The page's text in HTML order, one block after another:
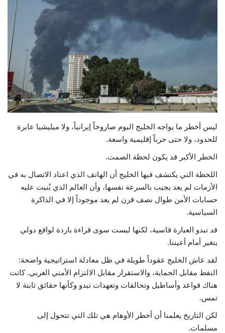
ليس أخطر ما يواجه الخليج اليوم صاروخاً إيرانياً، ولا ميليشيا عابرة
للحدود، ولا حتى حرباً إقليمية واسعة.
الخطر الأكبر قد يكون لحظة الصمت.
اللحظة التي يكتشف فيها الخليج أن الهاتف الذي اعتاد الاتصال به في
الأزمات لم يعد يجيب بالسرعة نفسها، وأن العالم الذي بُنيت عليه
حسابات الأمن طوال نصف قرن لم يعد موجوداً إلا في الذاكرة
السياسية.
قد تبدو العبارة قاسية، لكنها ليست سوى قراءة باردة لواقع دولي
يتغير أمام أعيننا.
لقد عاش الخليج عقوداً طويلة في ظل معادلة استراتيجية واضحة:
النفط مقابل الحماية، والاستقرار مقابل الالتزام الأمني الغربي. كانت
هناك قواعد وأساطيل وتحالفات وتعهدات تبدو وكأنها حقائق ثابتة لا
تمس.
لكن التاريخ يعلمنا أن أخطر الأوهام هي تلك التي تتحول إلى
مسلمات.